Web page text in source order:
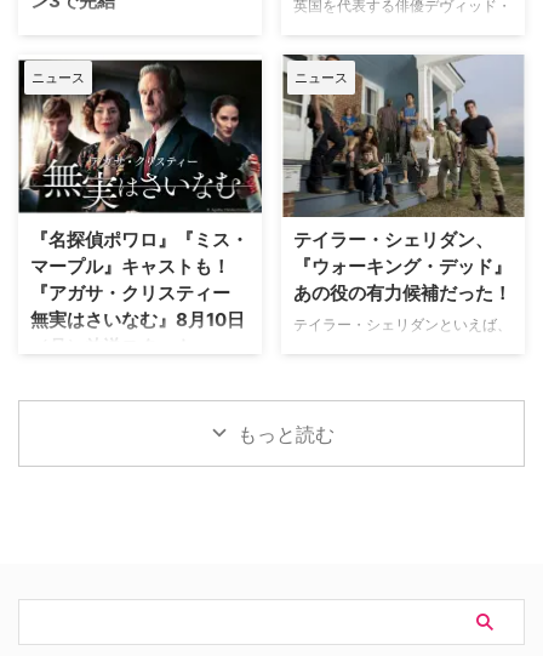
で、現在は救急外来の医師である
め、病院内を徐々に制圧してい
く。力関係は次第に逆転 …
番組『LAW & ORDER』の脚本家
ーやスピンオフ作品『LAW &
ORDER クリミナル・インテン
ト』 …
Disney+（ディズニープラス）で
最も視聴されたオーストラリア発
のオリジナル作品『アートフル・
ドジャー』が、シーズン3へ更新
されることが決定した。なお、同
シーズンが作品のファイナルシー
ズンとなる。 『アートフル・ド
ジャー』シーズン3で幕引きへ
『アートフル・ドジャー』は、チ
ャールズ・ディケンズの名作小説
「オリバー・ツイスト」の15年後
となる1850年代のオーストラリ
アを舞台にした大ヒットドラマ。
ー）役を務める『クイーンズ・ギ
英国を代表する俳優デヴィッド・
『グッド・オーメンズ』）が、映
像ソフトメーカーの米Criterion社
による人気企画「Criterion
Closet」に登場した。数多の名作
映画のDVDやBlu-rayが並ぶ夢の
ようなクローゼットを訪れたデヴ
ィッドは、自身が幼少期や俳優人
映画をピックアップ。その魅力を
熱く語った。 『バンデットQ』か
らオロノ劇の名作まで！独自のセ
ンスで選ぶ名作群 最初に彼が手
ニュース
『名探偵ポワロ』『ミス・
マープル』キャストも！
『アガサ・クリスティー
無実はさいなむ』8月10日
（月）放送スタート
クリスティーによる小説をもとに
した『アガサ・クリスティー 無
邦題で映画が作られたことも。そ
ド、フェイ・ダナウェイ、クリス
ニュース
テイラー・シェリダン、
『ウォーキング・デッド』
あの役の有力候補だった！
テイラー・シェリダンといえば、
『ウォーキング・デッド』で俳優
としてブレイクしていた可能性も
あるようだ。 「あと一歩で逃し
た役」のおかげで救われる 2018
エイターとして次々とヒットドラ
マを生み出してきたシェリダン。
もっと読む